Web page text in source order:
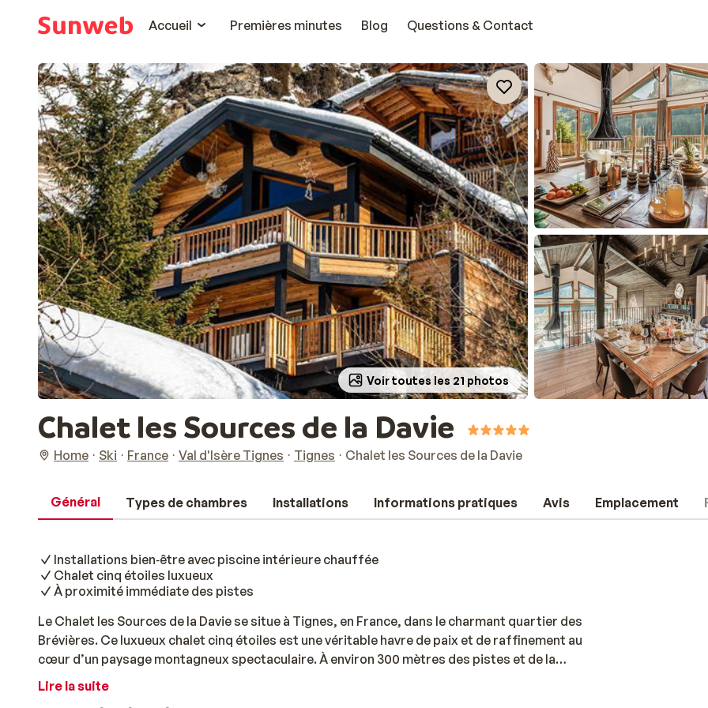
Accueil
Premières minutes Blog Questions & Contact
Voir toutes les 21 photos
Chalet les Sources de la Davie
Home Ski France Val d'Isère Tignes Tignes Chalet les Sources de la Davie
Général Types de chambres Installations Informations pratiques Avis Emplacement
Installations bien‑être avec piscine intérieure chauffée
Chalet cinq étoiles luxueux
À proximité immédiate des pistes
Le Chalet les Sources de la Davie se situe à Tignes, en France, dans le charmant quartier des
Brévières. Ce luxueux chalet cinq étoiles est une véritable havre de paix et de raffinement au
cœur d’un paysage montagneux spectaculaire. À environ 300 mètres des pistes et de la
remontée mécanique, vous rejoignez facilement la neige chaque matin pour profiter pleinement
Lire la suite